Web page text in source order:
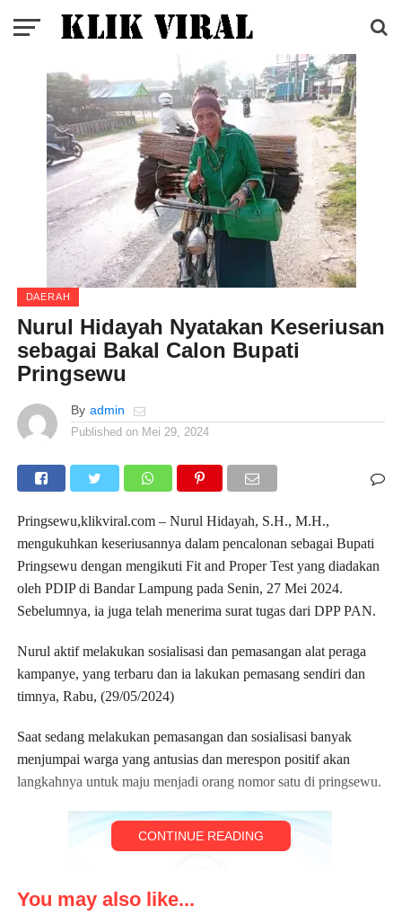
DAERAH
Nurul Hidayah Nyatakan Keseriusan
sebagai Bakal Calon Bupati
Pringsewu
By admin
Published on Mei 29, 2024
Pringsewu,klikviral.com – Nurul Hidayah, S.H., M.H.,
mengukuhkan keseriusannya dalam pencalonan sebagai Bupati
Pringsewu dengan mengikuti Fit and Proper Test yang diadakan
oleh PDIP di Bandar Lampung pada Senin, 27 Mei 2024.
Sebelumnya, ia juga telah menerima surat tugas dari DPP PAN.
Nurul aktif melakukan sosialisasi dan pemasangan alat peraga
kampanye, yang terbaru dan ia lakukan pemasang sendiri dan
timnya, Rabu, (29/05/2024)
Saat sedang melakukan pemasangan dan sosialisasi banyak
menjumpai warga yang antusias dan merespon positif akan
langkahnya untuk maju menjadi orang nomor satu di pringsewu.
CONTINUE READING
You may also like...